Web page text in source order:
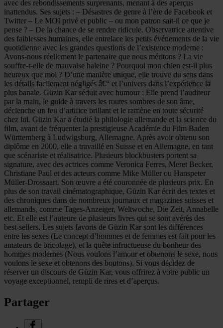
avec des rebondissements surprenants, menant à des aperçus
inattendus. Ses sujets : – Désastres de genre à l’ère de Facebook et
Twitter – Le MOI privé et public – ou mon patron sait-il ce que je
pense ? – De la chance de se rendre ridicule. Observatrice attentive
des faiblesses humaines, elle entrelace les petits événements de la vie
quotidienne avec les grandes questions de l’existence moderne :
Avons-nous réellement le partenaire que nous méritons ? La vie
souffre-t-elle de mauvaise haleine ? Pourquoi mon chien est-il plus
heureux que moi ? D’une manière unique, elle trouve du sens dans
les détails facilement négligés â€“ et l’univers dans l’expérience la
plus banale. Güzin Kar séduit avec humour : Elle prend l’auditeur
par la main, le guide à travers les routes sombres de son âme,
déclenche un feu d’artifice brillant et le ramène en toute sécurité
chez lui. Güzin Kar a étudié la philologie allemande et la science du
film, avant de fréquenter la prestigieuse Académie du Film Baden
Württemberg à Ludwigsburg, Allemagne. Après avoir obtenu son
diplôme en 2000, elle a travaillé en Suisse et en Allemagne, en tant
que scénariste et réalisatrice. Plusieurs blockbusters portent sa
signature, avec des actrices comme Veronica Ferres, Meret Becker,
Christiane Paul et des acteurs comme Mike Müller ou Hanspeter
Müller-Drossaart. Son œuvre a été couronnée de plusieurs prix. En
plus de son travail cinématographique, Güzin Kar écrit des textes et
des chroniques dans de nombreux journaux et magazines suisses et
allemands, comme Tages-Anzeiger, Weltwoche, Die Zeit, Annabelle
etc. Et elle est l’auteure de plusieurs livres qui se sont avérés des
best-sellers. Les sujets favoris de Güzin Kar sont les différences
entre les sexes (Le concept d’hommes et de femmes est fait pour les
amateurs de bricolage), et la quête infructueuse du bonheur des
hommes modernes (Nous voulons l’amour et obtenons le sexe, nous
voulons le sexe et obtenons des boutons). Si vous décidez de
réserver un discours de Güzin Kar, vous offrirez à votre public un
voyage exceptionnel, rempli de rires et d’aperçus.
Partager